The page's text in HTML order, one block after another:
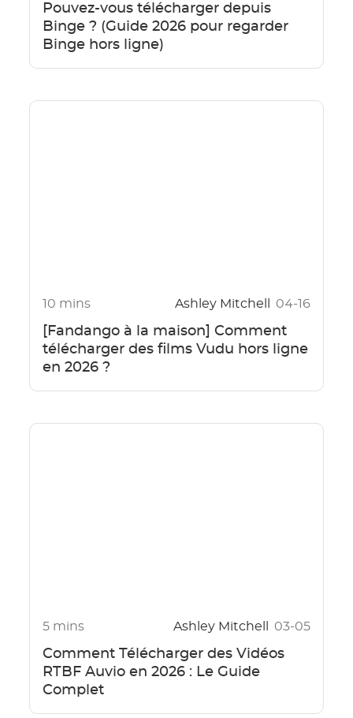
Pouvez-vous télécharger depuis
Binge ? (Guide 2026 pour regarder
Binge hors ligne)
10 mins Ashley Mitchell 04-16
[Fandango à la maison] Comment
télécharger des films Vudu hors ligne
en 2026 ?
5 mins Ashley Mitchell 03-05
Comment Télécharger des Vidéos
RTBF Auvio en 2026 : Le Guide
Complet